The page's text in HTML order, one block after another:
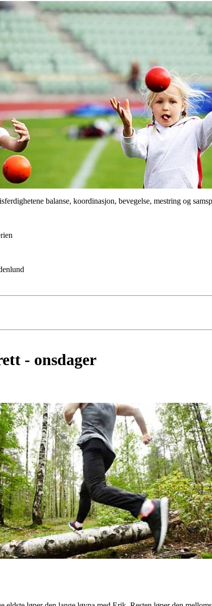
balanse, koordinasjon, bevegelse, mestring og
- onsdager